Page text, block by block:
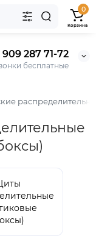
909 287 71-72
бесплатные
0
Корзина